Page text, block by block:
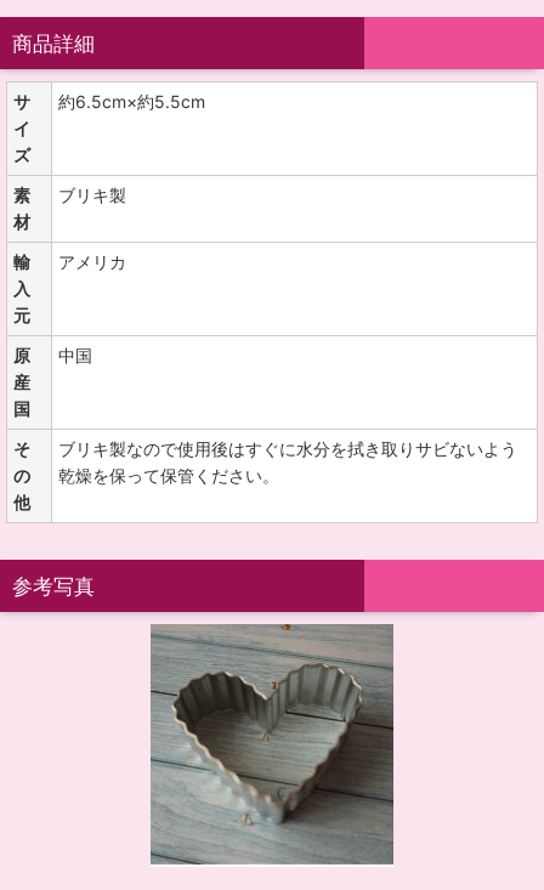
商品詳細
サ
イ
ズ
約6.5cm×約5.5cm
素
材
ブリキ製
輸
入
元
アメリカ
原
産
国
中国
そ
の
他
ブリキ製なので使用後はすぐに水分を拭き取りサビないよう
乾燥を保って保管ください。
参考写真